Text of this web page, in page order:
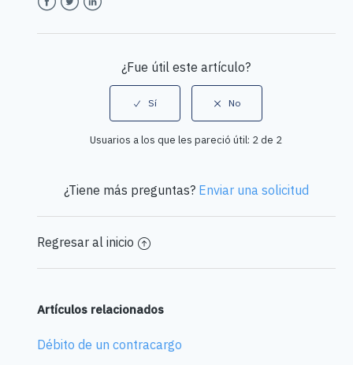
¿Fue útil este artículo?
Usuarios a los que les pareció útil: 2 de 2
¿Tiene más preguntas? Enviar una solicitud
Regresar al inicio
Artículos relacionados
Débito de un contracargo